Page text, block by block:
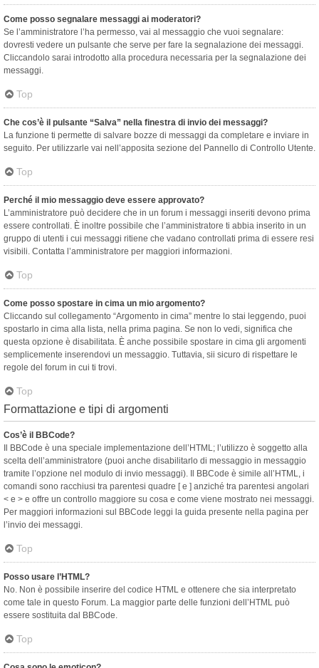
Come posso segnalare messaggi ai moderatori?
Se l’amministratore l’ha permesso, vai al messaggio che vuoi segnalare:
dovresti vedere un pulsante che serve per fare la segnalazione dei messaggi.
Cliccandolo sarai introdotto alla procedura necessaria per la segnalazione dei
messaggi.
Top
Che cos’è il pulsante “Salva” nella finestra di invio dei messaggi?
La funzione ti permette di salvare bozze di messaggi da completare e inviare in
seguito. Per utilizzarle vai nell’apposita sezione del Pannello di Controllo Utente.
Top
Perché il mio messaggio deve essere approvato?
L’amministratore può decidere che in un forum i messaggi inseriti devono prima
essere controllati. È inoltre possibile che l’amministratore ti abbia inserito in un
gruppo di utenti i cui messaggi ritiene che vadano controllati prima di essere resi
visibili. Contatta l’amministratore per maggiori informazioni.
Top
Come posso spostare in cima un mio argomento?
Cliccando sul collegamento “Argomento in cima” mentre lo stai leggendo, puoi
spostarlo in cima alla lista, nella prima pagina. Se non lo vedi, significa che
questa opzione è disabilitata. È anche possibile spostare in cima gli argomenti
semplicemente inserendovi un messaggio. Tuttavia, sii sicuro di rispettare le
regole del forum in cui ti trovi.
Top
Formattazione e tipi di argomenti
Cos’è il BBCode?
Il BBCode è una speciale implementazione dell’HTML; l’utilizzo è soggetto alla
scelta dell’amministratore (puoi anche disabilitarlo di messaggio in messaggio
tramite l’opzione nel modulo di invio messaggi). Il BBCode è simile all’HTML, i
comandi sono racchiusi tra parentesi quadre [ e ] anziché tra parentesi angolari
< e > e offre un controllo maggiore su cosa e come viene mostrato nei messaggi.
Per maggiori informazioni sul BBCode leggi la guida presente nella pagina per
l’invio dei messaggi.
Top
Posso usare l’HTML?
No. Non è possibile inserire del codice HTML e ottenere che sia interpretato
come tale in questo Forum. La maggior parte delle funzioni dell’HTML può
essere sostituita dal BBCode.
Top